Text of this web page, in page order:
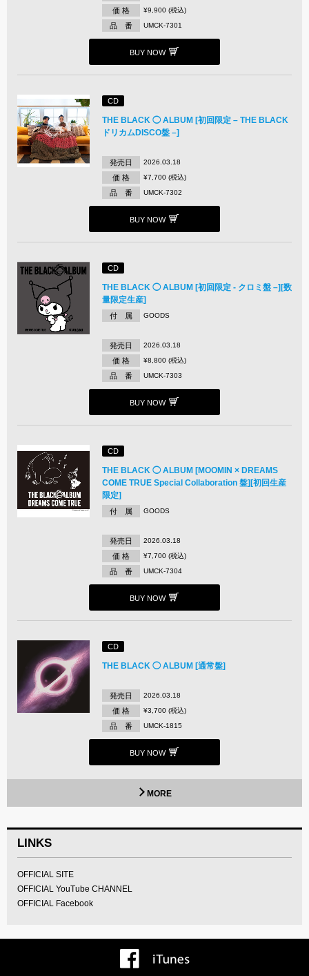
価 格 ¥9,900 (税込)
品 番 UMCK-7301
BUY NOW
CD
THE BLACK ◯ ALBUM [初回限定 – THE BLACK
ドリカムDISCO盤 –]
発売日 2026.03.18
価 格 ¥7,700 (税込)
品 番 UMCK-7302
BUY NOW
CD
THE BLACK ◯ ALBUM [初回限定 - クロミ盤 –][数
量限定生産]
付 属 GOODS
発売日 2026.03.18
価 格 ¥8,800 (税込)
品 番 UMCK-7303
BUY NOW
CD
THE BLACK ◯ ALBUM [MOOMIN × DREAMS
COME TRUE Special Collaboration 盤][初回生産
限定]
付 属 GOODS
発売日 2026.03.18
価 格 ¥7,700 (税込)
品 番 UMCK-7304
BUY NOW
CD
THE BLACK ◯ ALBUM [通常盤]
発売日 2026.03.18
価 格 ¥3,700 (税込)
品 番 UMCK-1815
BUY NOW
MORE
LINKS
OFFICIAL SITE
OFFICIAL YouTube CHANNEL
OFFICIAL Facebook